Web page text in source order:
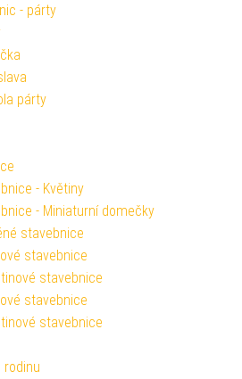
- párty
párty
- Květiny
- Miniaturní domečky
stavebnice
stavebnice
stavebnice
stavebnice
stavebnice
rodinu